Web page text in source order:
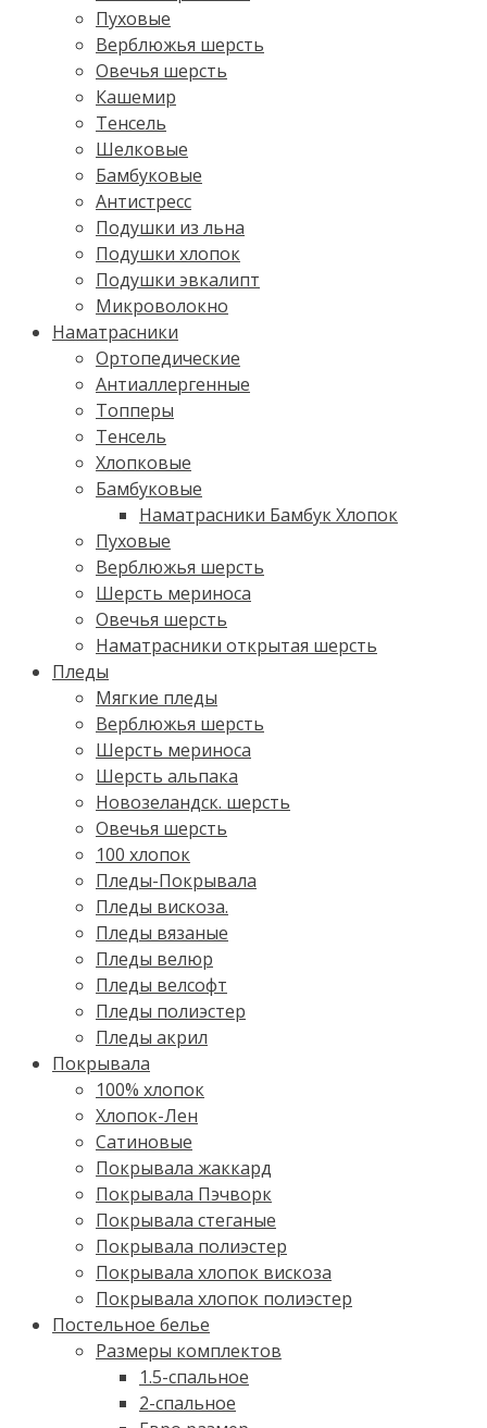
Пуховые
Верблюжья шерсть
Овечья шерсть
Кашемир
Тенсель
Шелковые
Бамбуковые
Антистресс
Подушки из льна
Подушки хлопок
Подушки эвкалипт
Микроволокно
Наматрасники
Ортопедические
Антиаллергенные
Топперы
Тенсель
Хлопковые
Бамбуковые
Наматрасники Бамбук Хлопок
Пуховые
Верблюжья шерсть
Шерсть мериноса
Овечья шерсть
Наматрасники открытая шерсть
Пледы
Мягкие пледы
Верблюжья шерсть
Шерсть мериноса
Шерсть альпака
Новозеландск. шерсть
Овечья шерсть
100 хлопок
Пледы-Покрывала
Пледы вискоза.
Пледы вязаные
Пледы велюр
Пледы велсофт
Пледы полиэстер
Пледы акрил
Покрывала
100% хлопок
Хлопок-Лен
Сатиновые
Покрывала жаккард
Покрывала Пэчворк
Покрывала стеганые
Покрывала полиэстер
Покрывала хлопок вискоза
Покрывала хлопок полиэстер
Постельное белье
Размеры комплектов
1.5-спальное
2-спальное